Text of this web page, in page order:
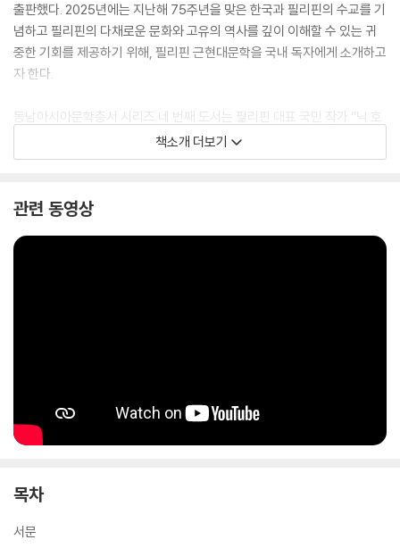
출판했다. 2025년에는 지난해 75주년을 맞은 한국과 필리핀의 수교를 기
념하고 필리핀의 다채로운 문화와 고유의 역사를 깊이 이해할 수 있는 귀
중한 기회를 제공하기 위해, 필리핀 근현대문학을 국내 독자에게 소개하고
자 한다.
동남아시아문학총서 시리즈 네 번째 도서는 필리핀 대표 국민 작가 ‘‘닉 호
아킨(Nick Joaquin)’의 《배꼽 두 개인 여자》 다. 필리핀 사회와 문화, 정
체성을 독창적인 서사로 그려낸 『삼대』, 『죽어가는 탕아의 전설』, 『성 실베
등 일곱 편의 단편 소설로 구성됐다. 대표 단편 소설인 《배꼽 두 개인 여자》
을 동시에 느끼는 주인공 ‘콘차 비달(Concha Vidal)’이 의사이자 신부인
책소개 더보기
관련 동영상
목차
서문